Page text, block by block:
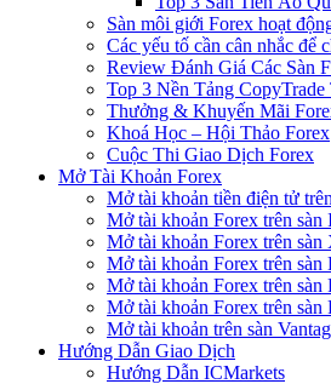
Sàn môi giới Forex hoạt
Các yếu tố cần cân nhắc để
Review Đánh Giá Các Sàn
Top 3 Nền Tảng
Thưởng & Khuyến Mãi
Khoá Học – Hội Thảo Forex
Cuộc Thi Giao Dịch Forex
Mở Tài Khoản Forex
Mở tài khoản tiền điện tử
Mở tài khoản Forex trên
Mở tài khoản Forex trên
Mở tài khoản Forex trên sàn
Mở tài khoản Forex trên sàn
Mở tài khoản Forex trên
Mở tài khoản trên sàn
Hướng Dẫn Giao Dịch
Hướng Dẫn ICMarkets